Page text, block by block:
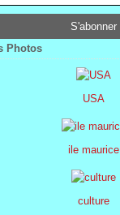
(68)
(7)
(2)
Photos
USA
ile maurice
culture